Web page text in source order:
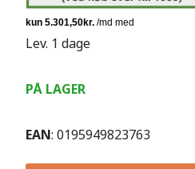
Lev. 1 dage
PÅ LAGER
EAN: 0195949823763